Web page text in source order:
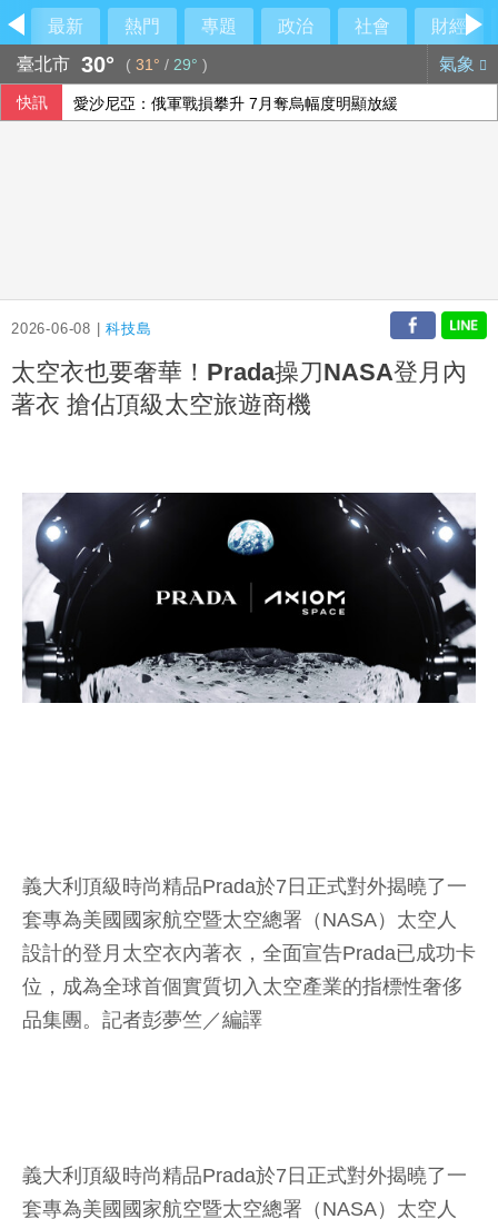
最新 熱門 專題 政治 社會
財經
臺北市 30° ( 31° / 29° ) 氣象
快訊 愛沙尼亞：俄軍戰損攀升 7月奪烏幅度明顯放緩
2026-06-08 |科技島
太空衣也要奢華！Prada操刀NASA登月內
著衣 搶佔頂級太空旅遊商機
義大利頂級時尚精品Prada於7日正式對外揭曉了一
套專為美國國家航空暨太空總署（NASA）太空人
設計的登月太空衣內著衣，全面宣告Prada已成功卡
位，成為全球首個實質切入太空產業的指標性奢侈
品集團。 記者彭夢竺／編譯
義大利頂級時尚精品Prada於7日正式對外揭曉了一
套專為美國國家航空暨太空總署（NASA）太空人